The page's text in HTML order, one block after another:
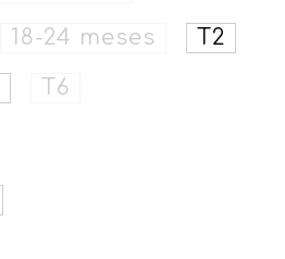
18-24 meses
T2
T6